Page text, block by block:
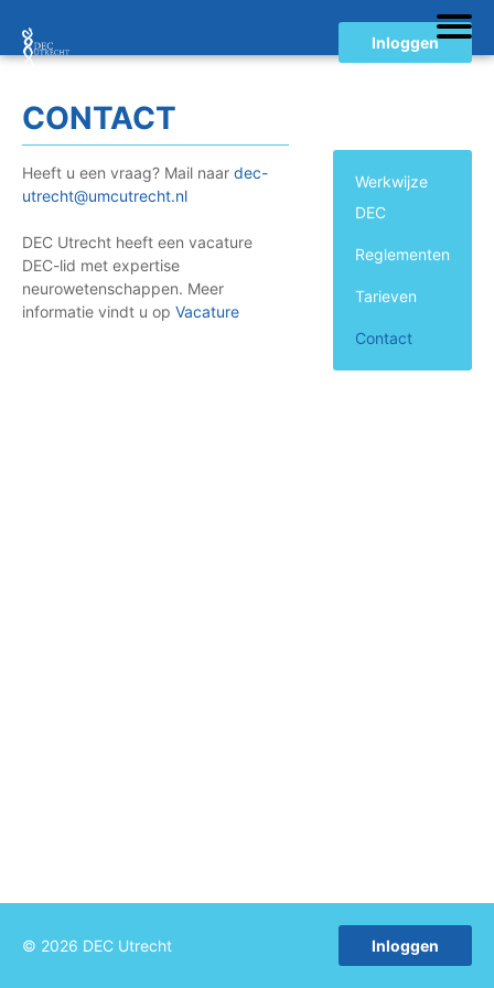
Inloggen
CONTACT
Heeft u een vraag? Mail naar dec-
utrecht@umcutrecht.nl
DEC Utrecht heeft een vacature
DEC-lid met expertise
neurowetenschappen. Meer
informatie vindt u op Vacature
Werkwijze
DEC
Reglementen
Tarieven
Contact
Inloggen
© 2026 DEC Utrecht